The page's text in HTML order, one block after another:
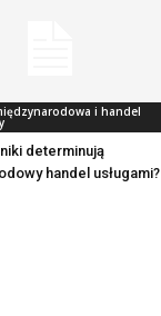
i handel
determinują
handel usługami?